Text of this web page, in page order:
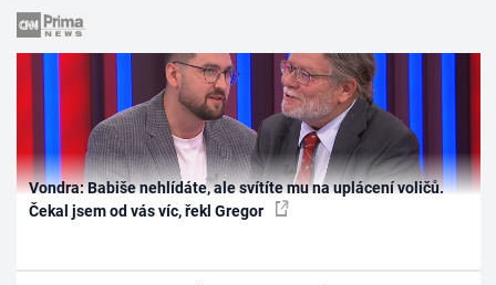
Vondra: Babiše nehlídáte, ale svítíte mu na uplácení voličů.
Čekal jsem od vás víc, řekl Gregor